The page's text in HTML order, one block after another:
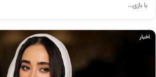
با بازی…
اخبار